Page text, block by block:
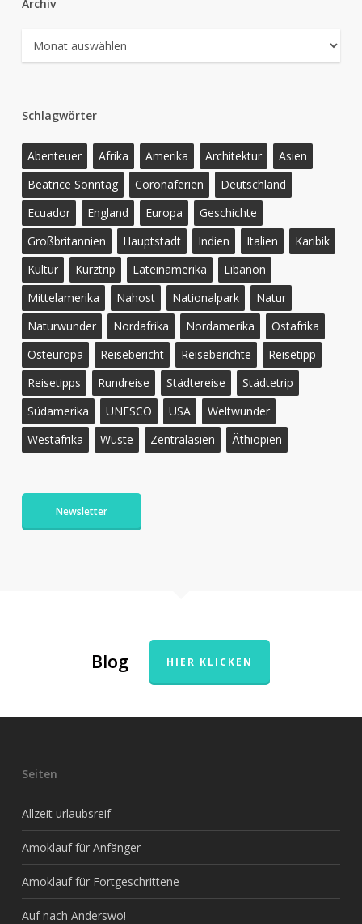
Archiv
Archiv
Schlagwörter
Abenteuer Afrika Amerika Architektur
Asien
Beatrice Sonntag
Coronaferien
Deutschland
Ecuador
England Europa
Geschichte
Großbritannien
Hauptstadt Indien Italien
Karibik
Kultur
Kurztrip Lateinamerika
Libanon
Mittelamerika
Nahost Nationalpark
Natur
Naturwunder
Nordafrika Nordamerika
Ostafrika
Osteuropa
Reisebericht Reiseberichte
Reisetipp
Reisetipps
Rundreise Städtereise
Städtetrip
Südamerika
UNESCO USA
Weltwunder
Westafrika
Wüste Zentralasien Äthiopien
Newsletter
Blog HIER KLICKEN
Seiten
Allzeit urlaubsreif
Amoklauf für Anfänger
Amoklauf für Fortgeschrittene
Auf nach Anderswo!